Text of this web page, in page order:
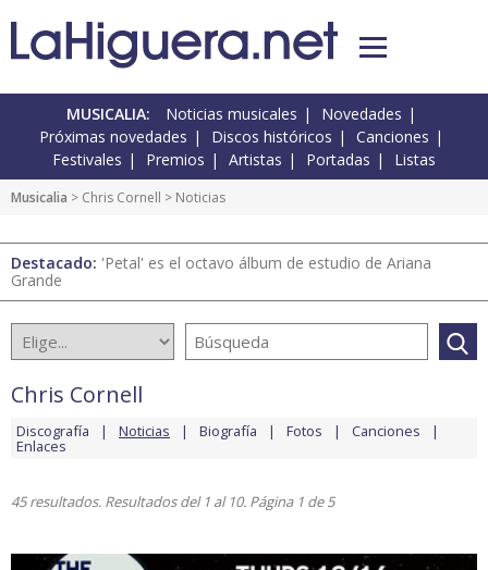
MUSICALIA: Noticias musicales
Novedades
Próximas novedades
Discos históricos
Canciones
Festivales
Premios Artistas Portadas Listas
Musicalia > Chris Cornell > Noticias
Destacado: 'Petal' es el octavo álbum de estudio de Ariana
Grande
Chris Cornell
Discografía Noticias Biografía Fotos Canciones
Enlaces
45 resultados. Resultados del 1 al 10. Página 1 de 5